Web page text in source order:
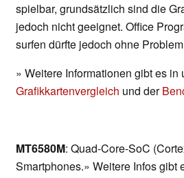
spielbar, grundsätzlich sind die
jedoch nicht geeignet. Office
surfen dürfte jedoch ohne
» Weitere Informationen gibt es in
Grafikkartenvergleich und der
MT6580M: Quad-Core-SoC
Smartphones.» Weitere Infos gibt